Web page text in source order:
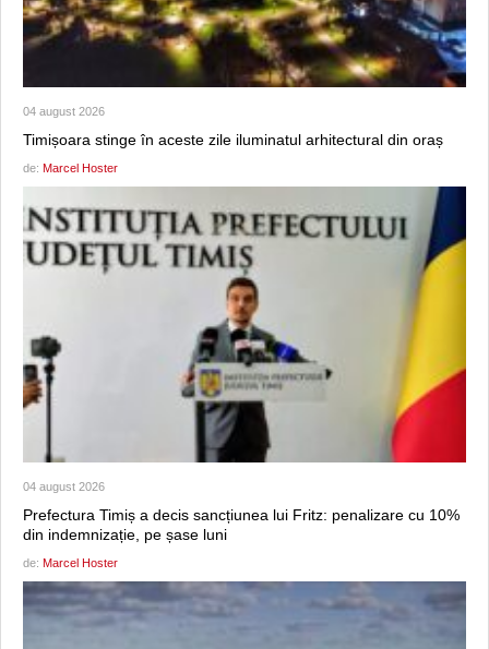
04 august 2026
Timișoara stinge în aceste zile iluminatul arhitectural din oraș
de: Marcel Hoster
04 august 2026
Prefectura Timiș a decis sancțiunea lui Fritz: penalizare cu 10%
din indemnizație, pe șase luni
de: Marcel Hoster